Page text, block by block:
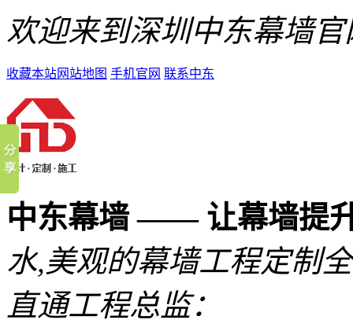
欢迎来到深圳中东幕墙官
收藏本站网站地图 手机官网 联系中东
中东幕墙 —— 让幕墙提
水,美观的幕墙工程定制
直通工程总监：